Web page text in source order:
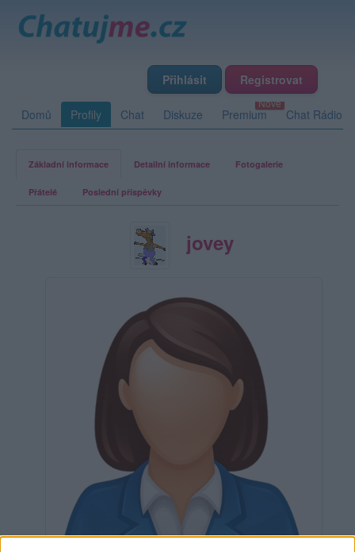
Přihlásit Registrovat
Domů Profily Chat Diskuze Premium Chat Rádio
Základní informace Detailní informace Fotogalerie
Přátelé Poslední příspěvky
jovey